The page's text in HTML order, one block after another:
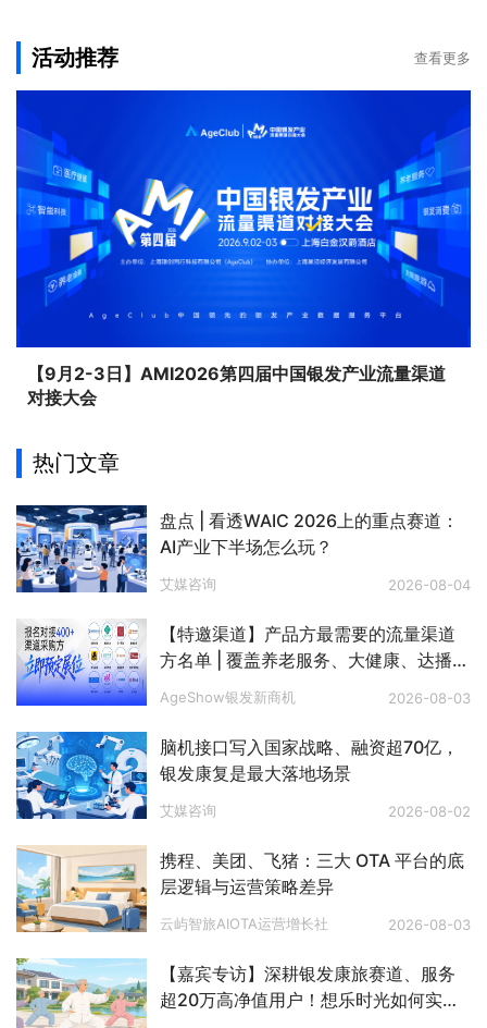
活动推荐 查看更多
【9月2-3日】AMI2026第四届中国银发产业流量渠道
对接大会
热门文章
盘点 | 看透WAIC 2026上的重点赛道：
AI产业下半场怎么玩？
艾媒咨询 2026-08-04
【特邀渠道】产品方最需要的流量渠道
方名单 | 覆盖养老服务、大健康、达播、
私域、电视购物、文娱旅游、银发零
售、银发出海等八大赛道
AgeShow银发新商机 2026-08-03
脑机接口写入国家战略、融资超70亿，
银发康复是最大落地场景
艾媒咨询 2026-08-02
携程、美团、飞猪：三大 OTA 平台的底
层逻辑与运营策略差异
云屿智旅AIOTA运营增长社 2026-08-03
【嘉宾专访】深耕银发康旅赛道、服务
超20万高净值用户！想乐时光如何实现